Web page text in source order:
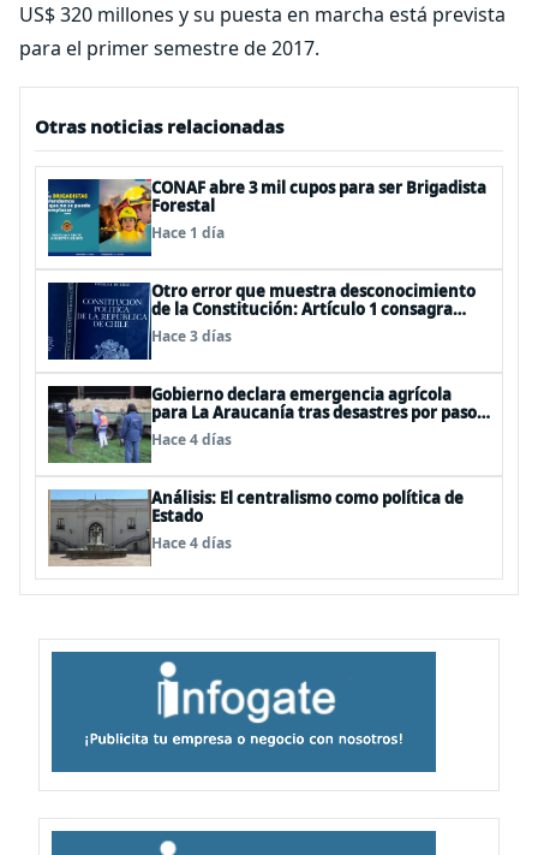
US$ 320 millones y su puesta en marcha está prevista
para el primer semestre de 2017.
Otras noticias relacionadas
CONAF abre 3 mil cupos para ser Brigadista
Forestal
Hace 1 día
Otro error que muestra desconocimiento
de la Constitución: Artículo 1 consagra
resguardar la seguridad nacional y
proteger a los ciudadanos
Hace 3 días
Gobierno declara emergencia agrícola
para La Araucanía tras desastres por pasos
de sistemas frontales
Hace 4 días
Análisis: El centralismo como política de
Estado
Hace 4 días